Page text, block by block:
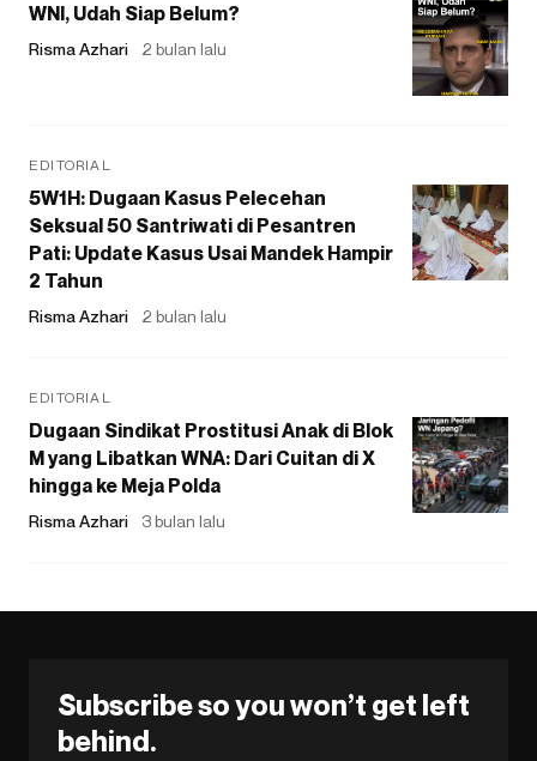
WNI, Udah Siap Belum?
Risma Azhari 2 bulan lalu
EDITORIAL
5W1H: Dugaan Kasus Pelecehan
Seksual 50 Santriwati di Pesantren
Pati: Update Kasus Usai Mandek Hampir
2 Tahun
Risma Azhari 2 bulan lalu
EDITORIAL
Dugaan Sindikat Prostitusi Anak di Blok
M yang Libatkan WNA: Dari Cuitan di X
hingga ke Meja Polda
Risma Azhari 3 bulan lalu
Subscribe so you won’t get left
behind.